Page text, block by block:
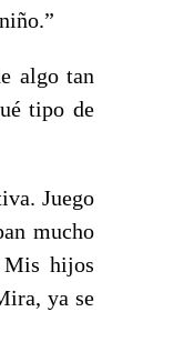
algo tan
tipo de
Juego
mucho
Mis hijos
ya se